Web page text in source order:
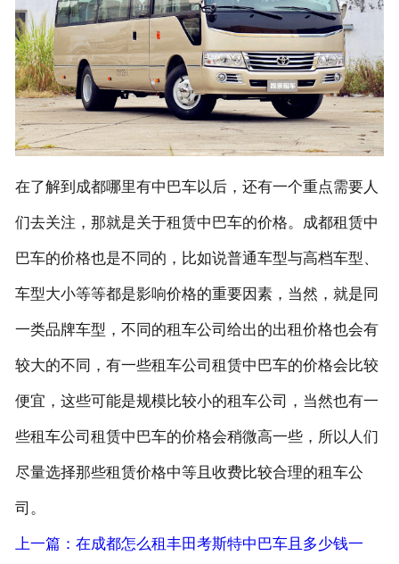
在了解到成都哪里有中巴车以后，还有一个重点需要人
们去关注，那就是关于租赁中巴车的价格。成都租赁中
巴车的价格也是不同的，比如说普通车型与高档车型、
车型大小等等都是影响价格的重要因素，当然，就是同
一类品牌车型，不同的租车公司给出的出租价格也会有
较大的不同，有一些租车公司租赁中巴车的价格会比较
便宜，这些可能是规模比较小的租车公司，当然也有一
些租车公司租赁中巴车的价格会稍微高一些，所以人们
尽量选择那些租赁价格中等且收费比较合理的租车公
司。
上一篇：在成都怎么租丰田考斯特中巴车且多少钱一